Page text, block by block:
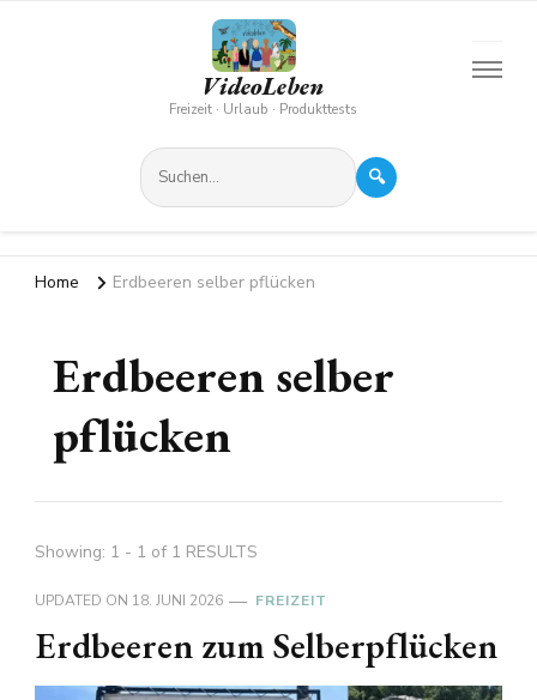
VideoLeben
Freizeit · Urlaub · Produkttests
🔍
Home Erdbeeren selber pflücken
Erdbeeren selber
pflücken
Showing: 1 - 1 of 1 RESULTS
UPDATED ON 18. JUNI 2026 FREIZEIT
Erdbeeren zum Selberpflücken